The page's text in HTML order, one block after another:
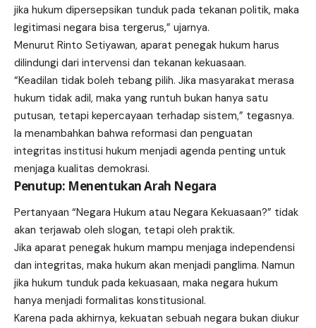
jika hukum dipersepsikan tunduk pada tekanan politik, maka
legitimasi negara bisa tergerus,” ujarnya.
Menurut Rinto Setiyawan, aparat penegak hukum harus
dilindungi dari intervensi dan tekanan kekuasaan.
“Keadilan tidak boleh tebang pilih. Jika masyarakat merasa
hukum tidak adil, maka yang runtuh bukan hanya satu
putusan, tetapi kepercayaan terhadap sistem,” tegasnya.
Ia menambahkan bahwa reformasi dan penguatan
integritas institusi hukum menjadi agenda penting untuk
menjaga kualitas demokrasi.
Penutup: Menentukan Arah Negara
Pertanyaan “Negara Hukum atau Negara Kekuasaan?” tidak
akan terjawab oleh slogan, tetapi oleh praktik.
Jika aparat penegak hukum mampu menjaga independensi
dan integritas, maka hukum akan menjadi panglima. Namun
jika hukum tunduk pada kekuasaan, maka negara hukum
hanya menjadi formalitas konstitusional.
Karena pada akhirnya, kekuatan sebuah negara bukan diukur